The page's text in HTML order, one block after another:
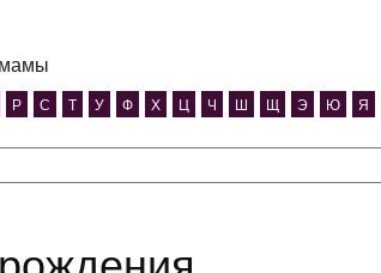
Р С Т У Ф Х Ц Ч Ш Щ Э Ю Я